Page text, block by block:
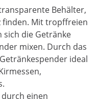
Behälter,
finden. Mit tropffreien
sich die Getränke
mixen. Durch das
ideal
einen